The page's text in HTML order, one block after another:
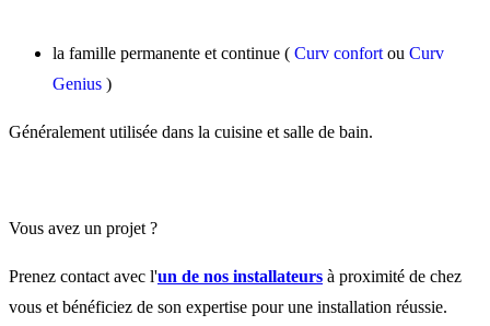
la famille permanente et continue ( Curv confort ou Curv
Genius )
Généralement utilisée dans la cuisine et salle de bain.
Vous avez un projet ?
Prenez contact avec l'un de nos installateurs à proximité de chez
vous et bénéficiez de son expertise pour une installation réussie.